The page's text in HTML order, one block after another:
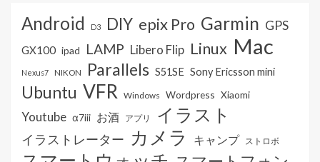
Android D3 DIY epix Pro Garmin GPS
GX100 ipad LAMP Libero Flip Linux Mac
Nexus7 NIKON Parallels S51SE Sony Ericsson mini
Ubuntu VFR Windows Wordpress Xiaomi
Youtube α7iii お酒 アプリ イラスト
イラストレーター カメラ キャンプ ストロボ